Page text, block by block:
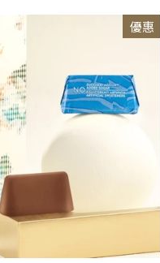
優惠